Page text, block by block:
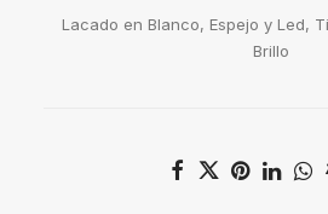
Lacado en Blanco, Espejo y Led,
Brillo